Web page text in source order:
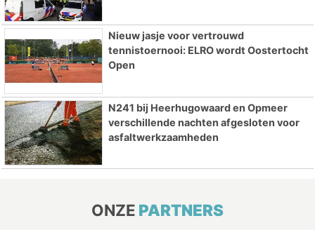
Nieuw jasje voor vertrouwd
tennistoernooi: ELRO wordt Oostertocht
Open
N241 bij Heerhugowaard en Opmeer
verschillende nachten afgesloten voor
asfaltwerkzaamheden
ONZE PARTNERS